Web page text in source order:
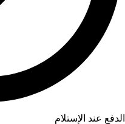
الدفع عند الإستلام